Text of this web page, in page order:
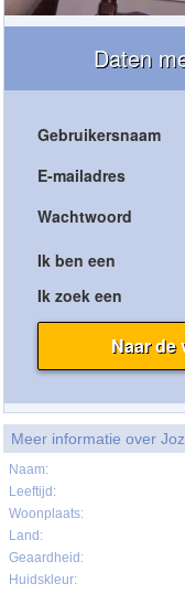
Meer informatie over
Naam:
Leeftijd:
Woonplaats:
Land:
Geaardheid:
Huidskleur: